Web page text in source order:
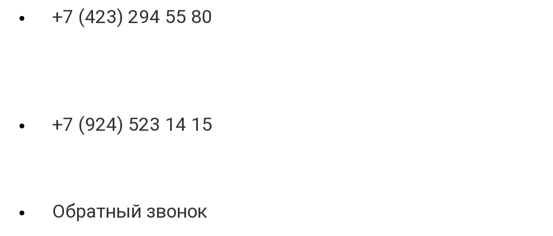
+7 (423) 294 55 80
+7 (924) 523 14 15
Обратный звонок